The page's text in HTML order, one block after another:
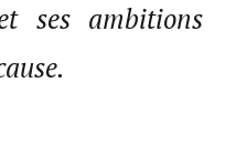
ses ambitions